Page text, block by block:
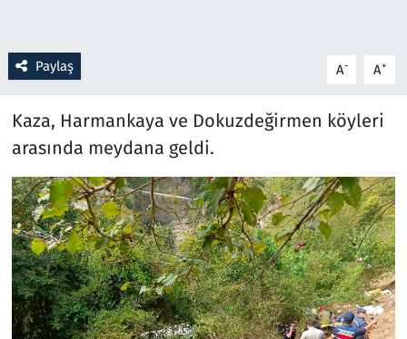
Paylaş A- A+
Kaza, Harmankaya ve Dokuzdeğirmen köyleri
arasında meydana geldi.
Seçim 2023
Teknoloji ve Bilim
Televizyon